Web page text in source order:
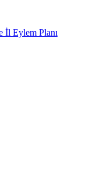
İl Eylem Planı